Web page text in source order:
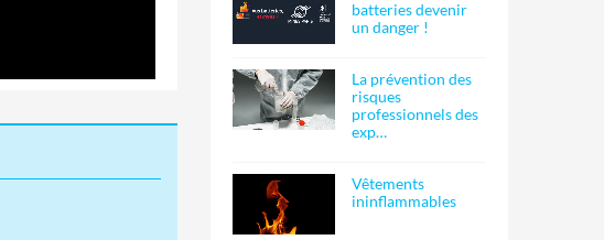
batteries devenir
un danger !
La prévention des
risques
professionnels des
exp…
Vêtements
ininflammables